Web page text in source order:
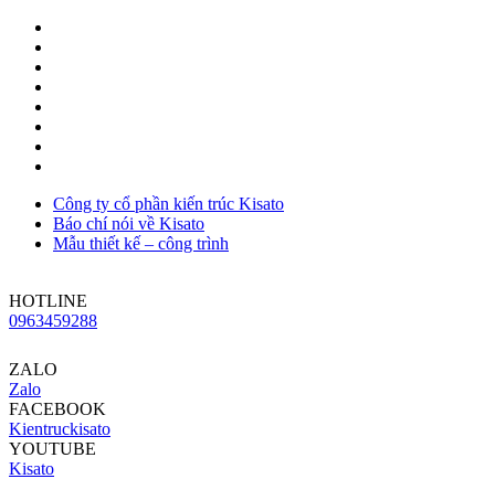
Công ty cổ phần kiến trúc Kisato
Báo chí nói về Kisato
Mẫu thiết kế – công trình
HOTLINE
0963459288
ZALO
Zalo
FACEBOOK
Kientruckisato
YOUTUBE
Kisato